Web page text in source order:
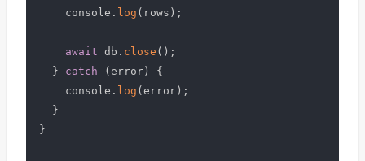
    console
. log ( rows ) ;
await db . close ( ) ;
}
catch (error)
{
    console
. log (error) ;
}
}